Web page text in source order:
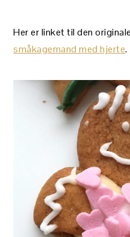
Her er linket til den
småkagemand med hjerte.